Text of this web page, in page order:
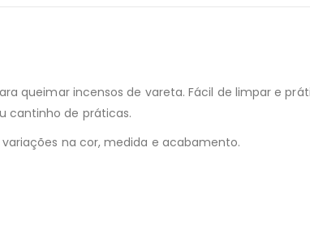
queimar incensos de vareta. Fácil de limpar e
cantinho de práticas.
na cor, medida e acabamento.